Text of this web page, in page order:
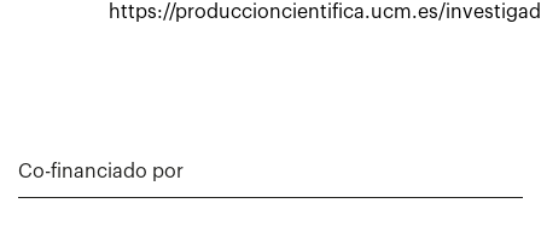
https://produccioncientifica.ucm.es/
Co-financiado por